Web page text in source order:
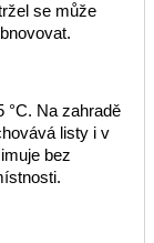
se může
°C. Na zahradě
listy i v
bez